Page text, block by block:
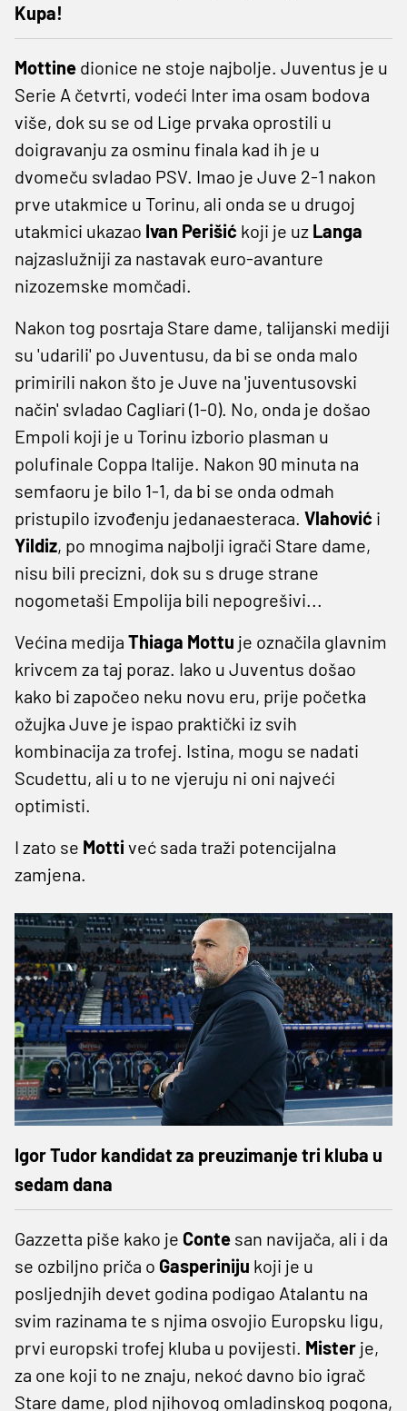
Kupa!
Mottine dionice ne stoje najbolje. Juventus je u
Serie A četvrti, vodeći Inter ima osam bodova
više, dok su se od Lige prvaka oprostili u
doigravanju za osminu finala kad ih je u
dvomeču svladao PSV. Imao je Juve 2-1 nakon
prve utakmice u Torinu, ali onda se u drugoj
utakmici ukazao Ivan Perišić koji je uz Langa
najzaslužniji za nastavak euro-avanture
nizozemske momčadi.
Nakon tog posrtaja Stare dame, talijanski mediji
su 'udarili' po Juventusu, da bi se onda malo
primirili nakon što je Juve na 'juventusovski
način' svladao Cagliari (1-0). No, onda je došao
Empoli koji je u Torinu izborio plasman u
polufinale Coppa Italije. Nakon 90 minuta na
semfaoru je bilo 1-1, da bi se onda odmah
pristupilo izvođenju jedanaesteraca. Vlahović i
Yildiz, po mnogima najbolji igrači Stare dame,
nisu bili precizni, dok su s druge strane
nogometaši Empolija bili nepogrešivi...
Većina medija Thiaga Mottu je označila glavnim
krivcem za taj poraz. Iako u Juventus došao
kako bi započeo neku novu eru, prije početka
ožujka Juve je ispao praktički iz svih
kombinacija za trofej. Istina, mogu se nadati
Scudettu, ali u to ne vjeruju ni oni najveći
optimisti.
I zato se Motti već sada traži potencijalna
zamjena.
Igor Tudor kandidat za preuzimanje tri kluba u
sedam dana
Gazzetta piše kako je Conte san navijača, ali i da
se ozbiljno priča o Gasperiniju koji je u
posljednjih devet godina podigao Atalantu na
svim razinama te s njima osvojio Europsku ligu,
prvi europski trofej kluba u povijesti. Mister je,
za one koji to ne znaju, nekoć davno bio igrač
Stare dame, plod njihovog omladinskog pogona,